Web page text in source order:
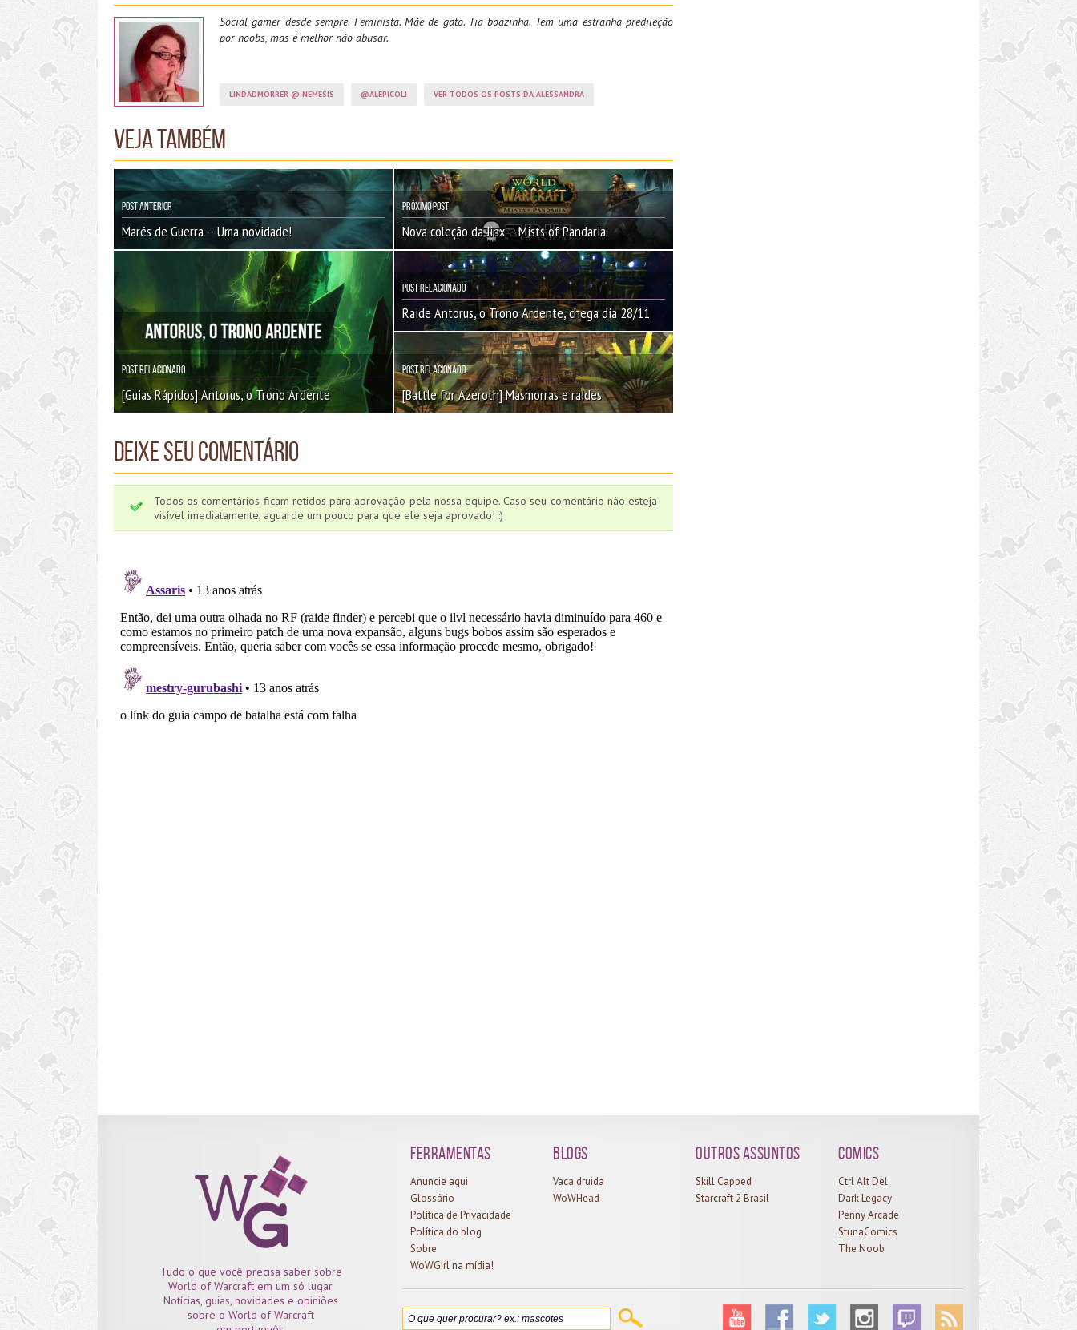
Social gamer desde sempre. Feminista. Mãe de gato. Tia boazinha. Tem uma estranha predileção
por noobs, mas é melhor não abusar.
LINDADMORRER @ NEMESIS @ALEPICOLI VER TODOS OS POSTS DA ALESSANDRA
Veja também
Post Anterior
Marés de Guerra – Uma novidade!
Próximo Post
Nova coleção da Jinx – Mists of Pandaria
Post Relacionado
[Guias Rápidos] Antorus, o Trono Ardente
Post Relacionado
Raide Antorus, o Trono Ardente, chega dia 28/11
Post Relacionado
[Battle for Azeroth] Masmorras e raides
Deixe seu comentário
Todos os comentários ficam retidos para aprovação pela nossa equipe. Caso seu comentário não esteja
visível imediatamente, aguarde um pouco para que ele seja aprovado! :)
Tudo o que você precisa saber sobre
World of Warcraft em um só lugar.
Notícias, guias, novidades e opiniões
sobre o World of Warcraft
Ferramentas
Anuncie aqui
Glossário
Política de Privacidade
Política do blog
Sobre
WoWGirl na mídia!
Blogs
Vaca druida
WoWHead
Outros assuntos
Skill Capped
Starcraft 2 Brasil
Comics
Ctrl Alt Del
Dark Legacy
Penny Arcade
StunaComics
The Noob